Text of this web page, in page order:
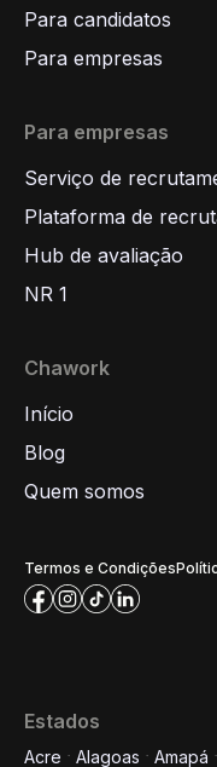
Para candidatos
Para empresas
Para empresas
Serviço de
Plataforma de
Hub de avaliação
NR 1
Chawork
Início
Blog
Quem somos
Termos e Condições
Estados
Acre Alagoas Amapá